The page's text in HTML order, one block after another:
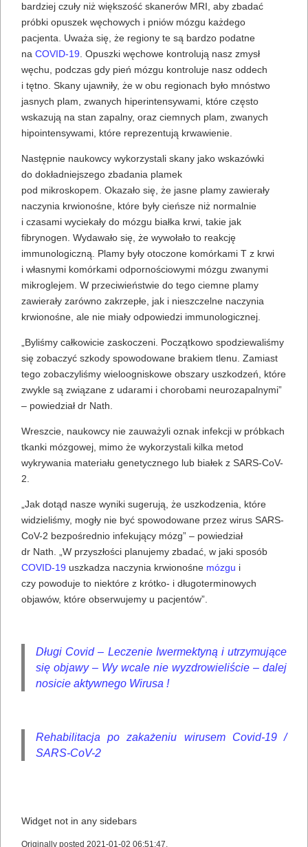
bardziej czuły niż większość skanerów MRI, aby zbadać
próbki opuszek węchowych i pniów mózgu każdego
pacjenta. Uważa się, że regiony te są bardzo podatne
na COVID-19. Opuszki węchowe kontrolują nasz zmysł
węchu, podczas gdy pień mózgu kontroluje nasz oddech
i tętno. Skany ujawniły, że w obu regionach było mnóstwo
jasnych plam, zwanych hiperintensywami, które często
wskazują na stan zapalny, oraz ciemnych plam, zwanych
hipointensywami, które reprezentują krwawienie.
Następnie naukowcy wykorzystali skany jako wskazówki
do dokładniejszego zbadania plamek
pod mikroskopem. Okazało się, że jasne plamy zawierały
naczynia krwionośne, które były cieńsze niż normalnie
i czasami wyciekały do ​​mózgu białka krwi, takie jak
fibrynogen. Wydawało się, że wywołało to reakcję
immunologiczną. Plamy były otoczone komórkami T z krwi
i własnymi komórkami odpornościowymi mózgu zwanymi
mikroglejem. W przeciwieństwie do tego ciemne plamy
zawierały zarówno zakrzepłe, jak i nieszczelne naczynia
krwionośne, ale nie miały odpowiedzi immunologicznej.
„Byliśmy całkowicie zaskoczeni. Początkowo spodziewaliśmy
się zobaczyć szkody spowodowane brakiem tlenu. Zamiast
tego zobaczyliśmy wieloogniskowe obszary uszkodzeń, które
zwykle są związane z udarami i chorobami neurozapalnymi”
– powiedział dr Nath.
Wreszcie, naukowcy nie zauważyli oznak infekcji w próbkach
tkanki mózgowej, mimo że wykorzystali kilka metod
wykrywania materiału genetycznego lub białek z SARS-CoV-
2.
„Jak dotąd nasze wyniki sugerują, że uszkodzenia, które
widzieliśmy, mogły nie być spowodowane przez wirus SARS-
CoV-2 bezpośrednio infekujący mózg” – powiedział
dr Nath. „W przyszłości planujemy zbadać, w jaki sposób
COVID-19 uszkadza naczynia krwionośne mózgu i
czy powoduje to niektóre z krótko- i długoterminowych
objawów, które obserwujemy u pacjentów”.
Długi Covid – Leczenie Iwermektyną i utrzymujące
się objawy – Wy wcale nie wyzdrowieliście – dalej
nosicie aktywnego Wirusa !
Rehabilitacja po zakażeniu wirusem Covid-19 /
SARS-CoV-2
Widget not in any sidebars
Originally posted 2021-01-02 06:51:47.